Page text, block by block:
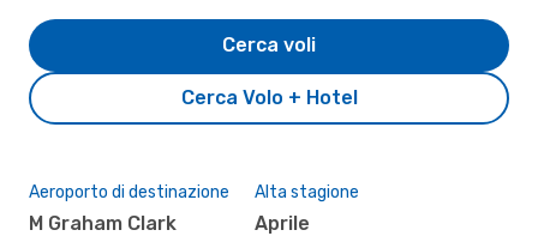
Cerca Volo + Hotel
Cerca voli
Aeroporto di destinazione
M Graham Clark
Alta stagione
aprile